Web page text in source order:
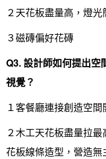
２天花板盡量高，燈
３磁磚偏好花磚
Q3.設計師如何提出空
視覺？
１客餐廳連接創造空間
２木工天花板盡量拉
花板線條造型，營造無